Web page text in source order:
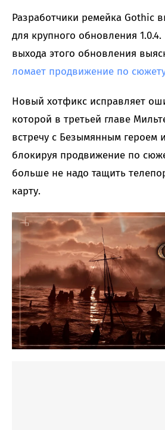
Разработчики ремейка Gothic
для крупного обновления
выхода этого обновления
ломает продвижение по
Новый хотфикс исправляет
которой в третьей главе
встречу с Безымянным героем
блокируя продвижение по
больше не надо тащить
карту.